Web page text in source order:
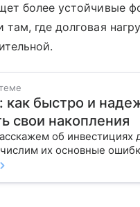
более устойчивые
там, где долговая
как быстро и
свои накопления
об инвестициях
их основные